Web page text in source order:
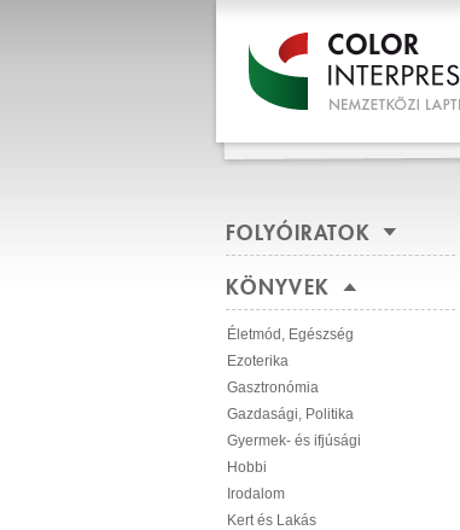
FOLYÓIRATOK
KÖNYVEK
Életmód, Egészség
Ezoterika
Gasztronómia
Gazdasági, Politika
Gyermek- és ifjúsági
Hobbi
Irodalom
Kert és Lakás